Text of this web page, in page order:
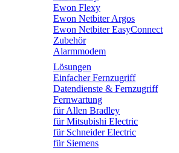
Ewon Flexy
Ewon Netbiter Argos
Ewon Netbiter EasyConnect
Zubehör
Alarmmodem
Lösungen
Einfacher Fernzugriff
Datendienste & Fernzugriff
Fernwartung
für Allen Bradley
für Mitsubishi Electric
für Schneider Electric
für Siemens